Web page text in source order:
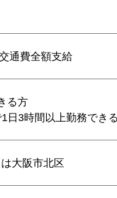
通費全額支給
る方
日3時間以上勤務でき
大阪市北区